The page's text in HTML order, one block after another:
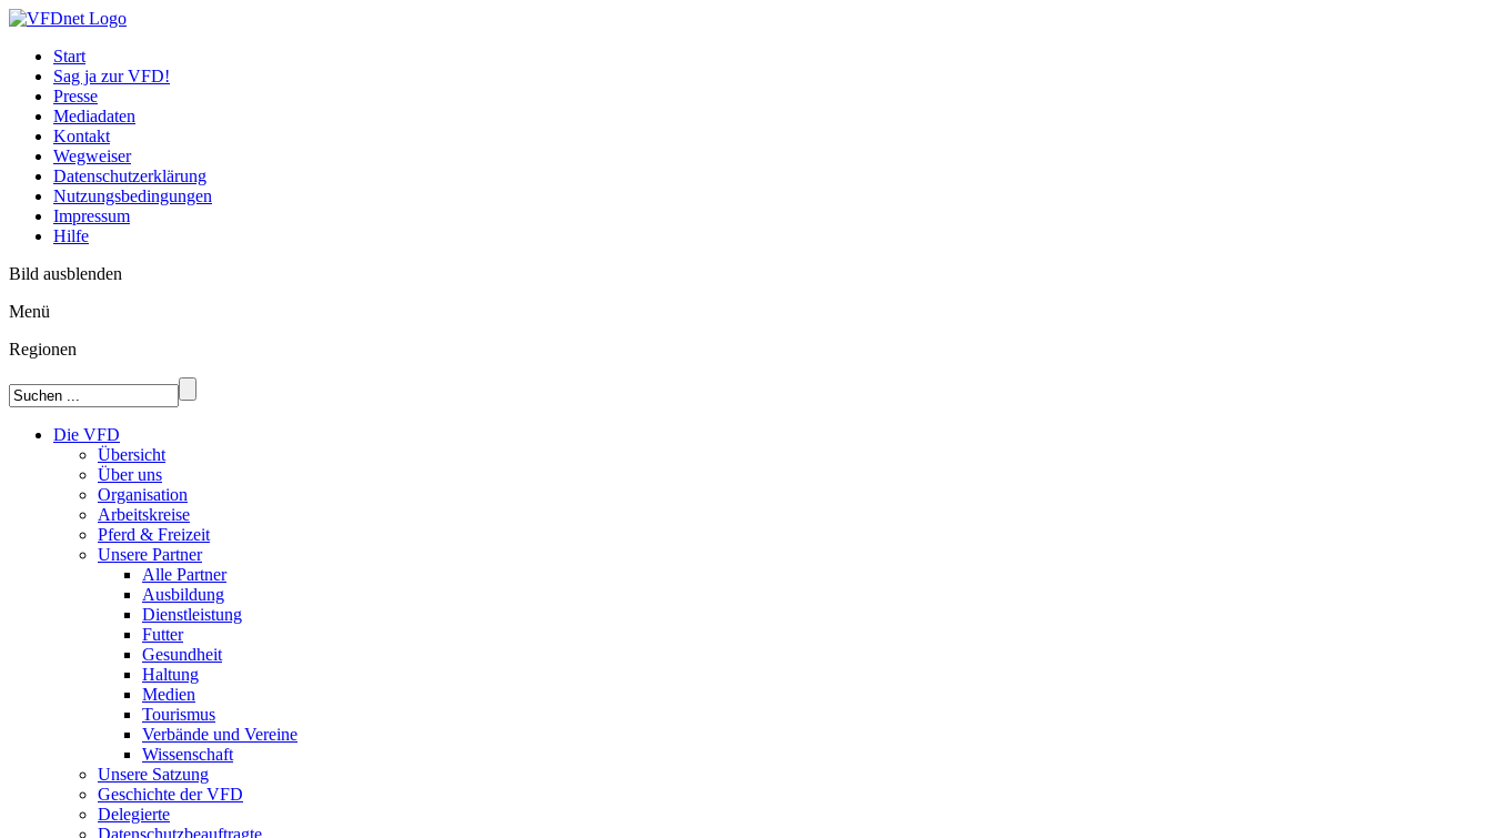
Start
Sag ja zur VFD!
Presse
Mediadaten
Kontakt
Wegweiser
Datenschutzerklärung
Nutzungsbedingungen
Impressum
Hilfe
Bild ausblenden
Menü
Regionen
Die VFD
Übersicht
Über uns
Organisation
Arbeitskreise
Pferd & Freizeit
Unsere Partner
Alle Partner
Ausbildung
Dienstleistung
Futter
Gesundheit
Haltung
Medien
Tourismus
Verbände und Vereine
Wissenschaft
Unsere Satzung
Geschichte der VFD
Delegierte
Datenschutzbeauftragte